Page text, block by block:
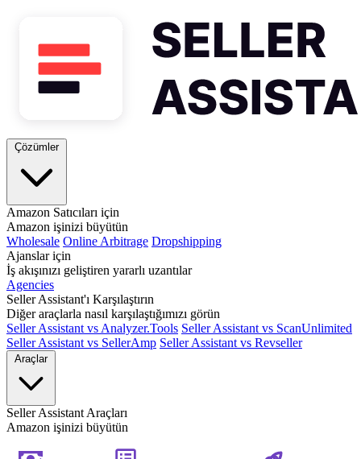
Çözümler
Amazon Satıcıları için
Amazon işinizi büyütün
Wholesale Online Arbitrage Dropshipping
Ajanslar için
İş akışınızı geliştiren yararlı uzantılar
Agencies
Seller Assistant'ı Karşılaştırın
Diğer araçlarla nasıl karşılaştığımızı görün
Seller Assistant vs Analyzer.Tools Seller Assistant vs ScanUnlimited
Seller Assistant vs SellerAmp Seller Assistant vs Revseller
Araçlar
Seller Assistant Araçları
Amazon işinizi büyütün